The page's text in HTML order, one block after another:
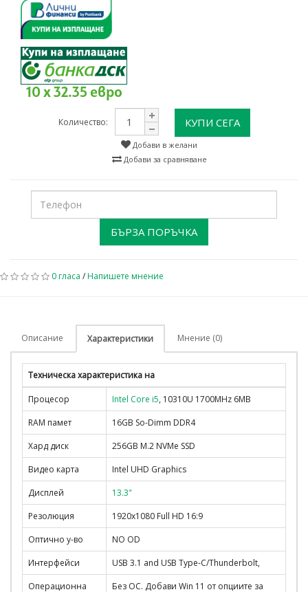
10 x 32.35 евро
Количество: КУПИ СЕГА
Добави в желани
Добави за сравняване
БЪРЗА ПОРЪЧКА
0 гласа /Напишете мнение
Описание Характеристики Мнение (0)
Техническа характеристика на
Процесор Intel Core i5, 10310U 1700MHz 6MB
RAM памет
16GB So-Dimm DDR4
Хард диск
256GB M.2 NVMe SSD
Видео карта
Intel UHD Graphics
Дисплей
13.3"
Резолюция
1920x1080 Full HD 16:9
Оптично у-во
NO OD
Интерфейси
USB 3.1 and USB Type-C/Thunderbolt,
Операционна
Без ОС. Добави Win 11 от опциите за